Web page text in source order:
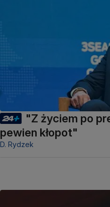
"Z życiem po
pewien kłopot"
D. Rydzek